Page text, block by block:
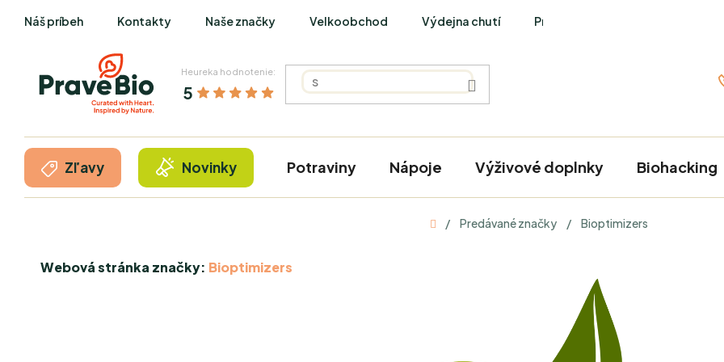
Náš príbeh Kontakty Naše značky Velkoobchod Výdejna chutí PraveBio Interviews
Heureka hodnotenie:
5
Zľavy Novinky Potraviny Nápoje Výživové doplnky Biohacking
Domov
/ Predávané značky / Bioptimizers
Webová stránka značky: Bioptimizers